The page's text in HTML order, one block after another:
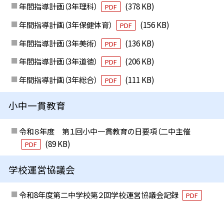
年間指導計画（3年理科） PDF
(378 KB)
年間指導計画（3年保健体育）
PDF
(156 KB)
年間指導計画（3年美術）
PDF
(136 KB)
年間指導計画（3年道徳）
PDF
(206 KB)
年間指導計画（3年総合）
PDF (111 KB)
小中一貫教育
令和８年度 第１回小中一貫教育の日要項（二中主催
PDF (89 KB)
学校運営協議会
令和8年度第二中学校第２回学校運営協議会記録 PDF